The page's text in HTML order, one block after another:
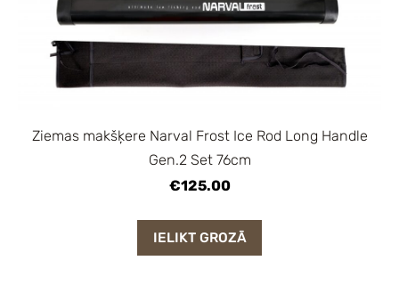
Ziemas makšķere Narval Frost Ice Rod Long Handle
Gen.2 Set 76cm
€125.00
IELIKT GROZĀ